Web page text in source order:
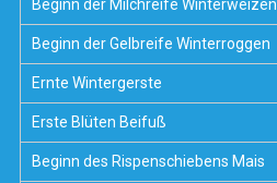
Beginn der Milchreife Winterweizen
Beginn der Gelbreife Winterroggen
Ernte Wintergerste
Erste Blüten Beifuß
Beginn des Rispenschiebens Mais